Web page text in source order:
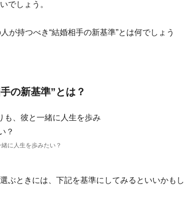
でしょう。
が持つべき“結婚相手の新基準”とは何でしょう
の新基準”とは？
に人生を歩みたい？
ぶときには、下記を基準にしてみるといいかもし